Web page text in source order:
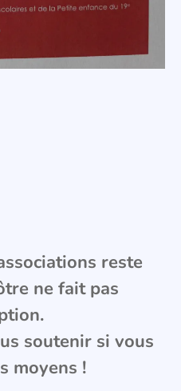
reste
ne fait pas
soutenir si vous
moyens !